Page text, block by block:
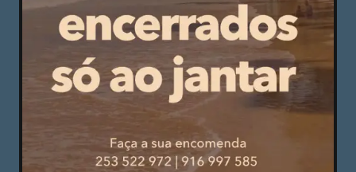
de seguida pela Divisão de Património Mundial e
Bens Classificados, novamente pelo
Departamento de Desenvolvimento do Território
de onde seguiu para a Divisão de Gestão
Urbanística, no dia 12 de setembro. Esta sexta-
feira, dia 20 de setembro, o estado do processo
continua a ser “em curso” e Ana Margarida
continua a desesperar.